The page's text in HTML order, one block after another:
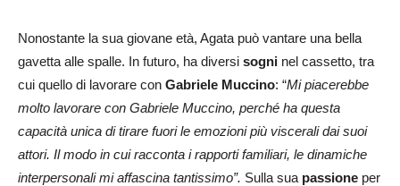
Nonostante la sua giovane età, Agata può vantare una bella
gavetta alle spalle. In futuro, ha diversi sogni nel cassetto, tra
cui quello di lavorare con Gabriele Muccino: “Mi piacerebbe
molto lavorare con Gabriele Muccino, perché ha questa
capacità unica di tirare fuori le emozioni più viscerali dai suoi
attori. Il modo in cui racconta i rapporti familiari, le dinamiche
interpersonali mi affascina tantissimo”. Sulla sua passione per